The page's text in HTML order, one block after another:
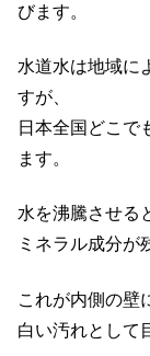
びます。
水道水は地域に
すが、
日本全国どこで
ます。
水を沸騰させる
ミネラル成分が
これが内側の壁
白い汚れとして